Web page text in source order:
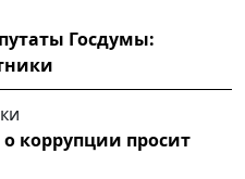
Госдумы:
коррупции просит